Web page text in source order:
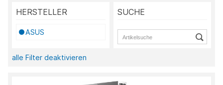
HERSTELLER
ASUS
SUCHE
alle Filter deaktivieren